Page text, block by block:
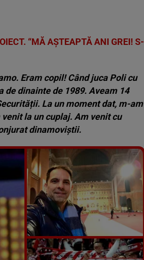
“MĂ AȘTEAPTĂ ANI GREI! S-
Eram copil! Când juca Poli cu
de dinainte de 1989. Aveam 14
La un moment dat, m-am
la un cuplaj. Am venit cu
dinamoviștii.